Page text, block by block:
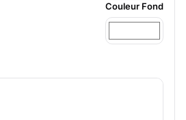
Couleur Fond